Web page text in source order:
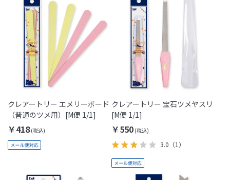
クレアートリー エメリーボード
（普通のツメ用）[M便 1/1]
￥418
クレアートリー 宝石ツメヤスリ
[M便 1/1]
￥550
3.0 （1）